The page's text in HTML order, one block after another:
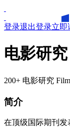
登录退出登录立即
电影研
200+ 电影研究
简介
在顶级国际期刊